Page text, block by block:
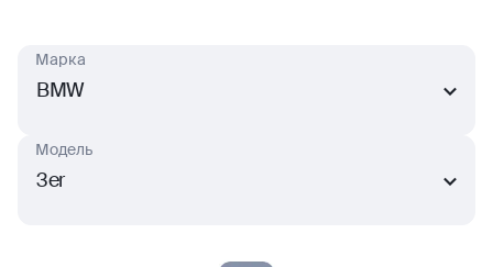
BMW
Марка
3er
Модель